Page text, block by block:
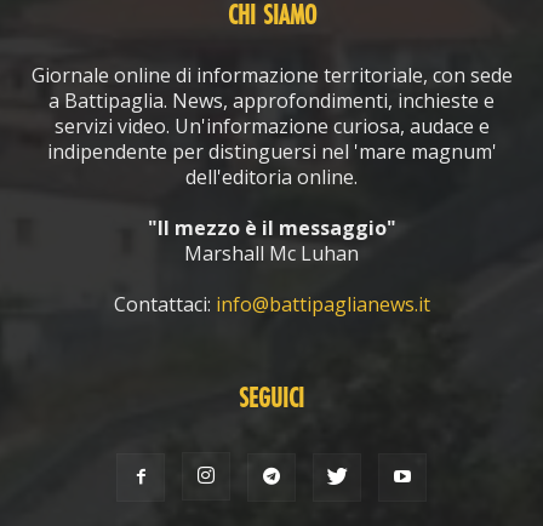
CHI SIAMO
Giornale online di informazione territoriale, con sede
a Battipaglia. News, approfondimenti, inchieste e
servizi video. Un'informazione curiosa, audace e
indipendente per distinguersi nel 'mare magnum'
dell'editoria online.
"Il mezzo è il messaggio"
Marshall Mc Luhan
Contattaci: info@battipaglianews.it
SEGUICI